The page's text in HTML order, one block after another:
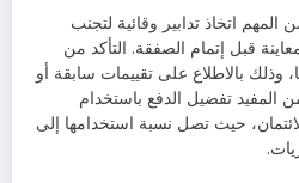
اتخاذ تدابير وقائية لتجنب
قبل إتمام الصفقة. التأكد من
وذلك بالاطلاع على تقييمات سابقة أو
تفضيل الدفع باستخدام
حيث تصل نسبة استخدامها إلى